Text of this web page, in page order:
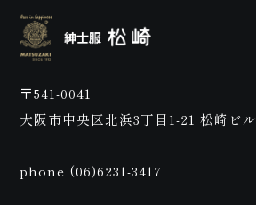
店予
〒541-0041
大阪市中央区北浜3丁目1-21 松崎ビル
phone (06)6231-3417